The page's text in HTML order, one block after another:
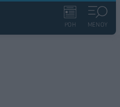
ΡΟΗ ΜΕΝΟΥ